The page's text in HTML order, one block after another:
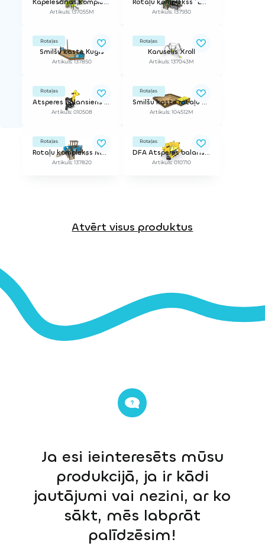
Kāpelēšanas komplekss
Artikuls: 137055M
Rotaļu komplekss "Lokomotīve"
Artikuls: 137930
Rotaļas
Smilšu kaste Kuģis
Artikuls: 137850
Rotaļas
Karuselis Xroll
Artikuls: 137043M
Rotaļas
Atsperes balansieris Žirafe
Artikuls: 010508
Rotaļas
Smilšu kaste rotaļu virsmām Sofija
Artikuls: 104512M
Rotaļas
Rotaļu komplekss Mazais kuģis
Artikuls: 137820
Rotaļas
DFA Atsperes balansieris Lapsa
Artikuls: 010710
Atvērt visus produktus
Ja esi ieinteresēts mūsu
produkcijā, ja ir kādi
jautājumi vai nezini, ar ko
sākt, mēs labprāt
palīdzēsim!